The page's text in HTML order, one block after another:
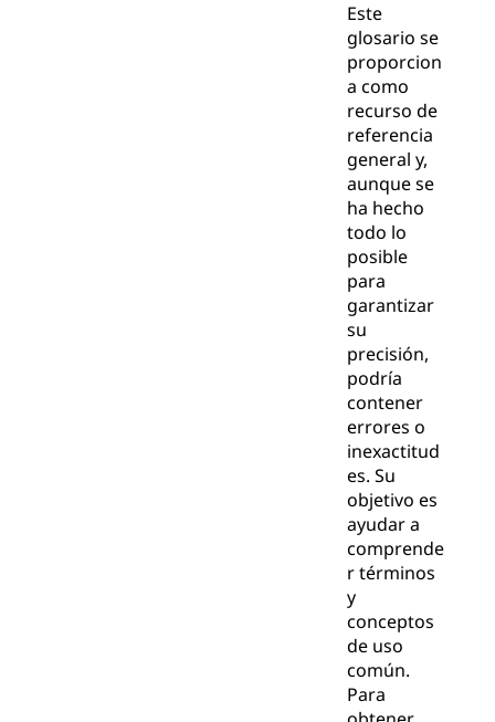
Este
glosario se
proporcion
a como
recurso de
referencia
general y,
aunque se
ha hecho
todo lo
posible
para
garantizar
su
precisión,
podría
contener
errores o
inexactitud
es. Su
objetivo es
ayudar a
comprende
r términos
y
conceptos
de uso
común.
Para